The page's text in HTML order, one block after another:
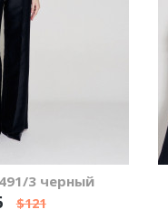
3 черный
$121